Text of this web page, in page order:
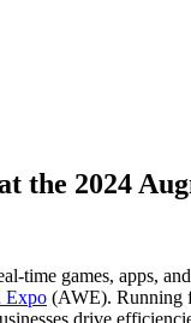
the 2024
games, apps,
Expo (AWE). Running